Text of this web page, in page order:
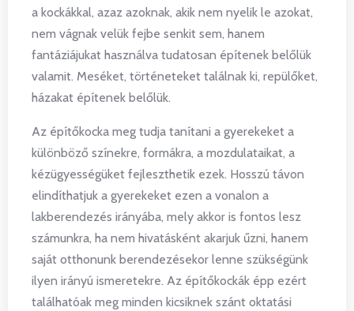
a kockákkal, azaz azoknak, akik nem nyelik le azokat,
nem vágnak velük fejbe senkit sem, hanem
fantáziájukat használva tudatosan építenek belőlük
valamit. Meséket, történeteket találnak ki, repülőket,
házakat építenek belőlük.
Az építőkocka meg tudja tanítani a gyerekeket a
különböző színekre, formákra, a mozdulataikat, a
kézügyességüket fejleszthetik ezek. Hosszú távon
elindíthatjuk a gyerekeket ezen a vonalon a
lakberendezés irányába, mely akkor is fontos lesz
számunkra, ha nem hivatásként akarjuk űzni, hanem
saját otthonunk berendezésekor lenne szükségünk
ilyen irányú ismeretekre. Az építőkockák épp ezért
találhatóak meg minden kicsiknek szánt oktatási